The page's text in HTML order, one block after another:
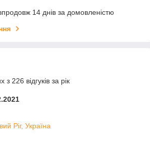
14 днів за домовленістю
226 відгуків за рік
Ріг, Україна